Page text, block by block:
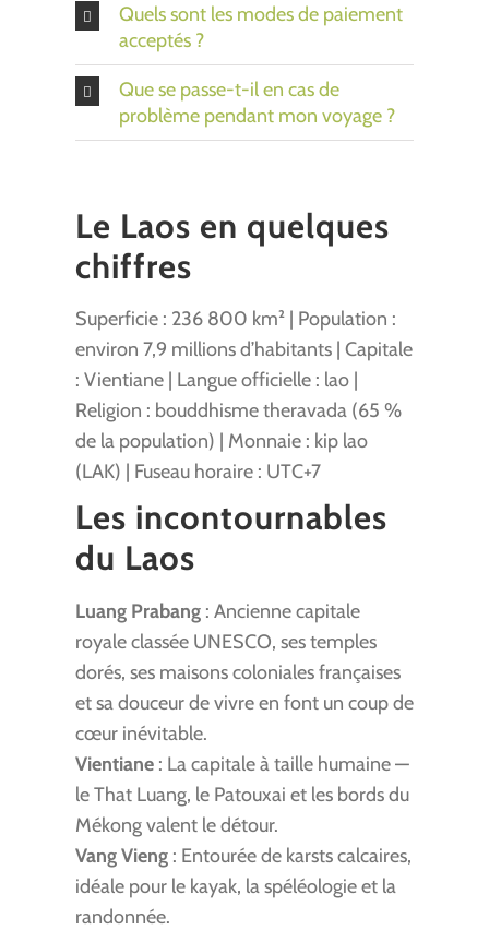
Quels sont les modes de paiement
acceptés ?
Que se passe-t-il en cas de
problème pendant mon voyage ?
Le Laos en quelques
chiffres
Superficie : 236 800 km² | Population :
environ 7,9 millions d’habitants | Capitale
: Vientiane | Langue officielle : lao |
Religion : bouddhisme theravada (65 %
de la population) | Monnaie : kip lao
(LAK) | Fuseau horaire : UTC+7
Les incontournables
du Laos
Luang Prabang: Ancienne capitale
royale classée UNESCO, ses temples
dorés, ses maisons coloniales françaises
et sa douceur de vivre en font un coup de
cœur inévitable.
Vientiane: La capitale à taille humaine —
le That Luang, le Patouxai et les bords du
Mékong valent le détour.
Vang Vieng: Entourée de karsts calcaires,
idéale pour le kayak, la spéléologie et la
randonnée.